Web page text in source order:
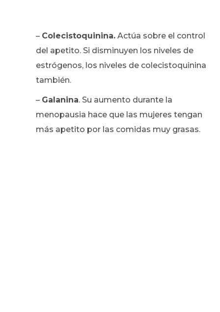
– Colecistoquinina. Actúa sobre el control
del apetito. Si disminuyen los niveles de
estrógenos, los niveles de colecistoquinina
también.
– Galanina. Su aumento durante la
menopausia hace que las mujeres tengan
más apetito por las comidas muy grasas.